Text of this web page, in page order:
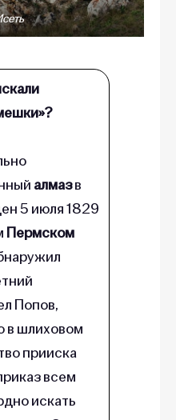
5 июля 1829
Пермском
Попов,
шлиховом
прииска
всем
искать
Случаи